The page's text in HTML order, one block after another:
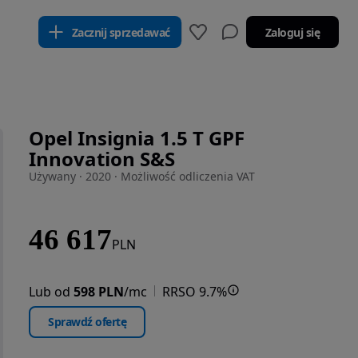
Zacznij sprzedawać Zaloguj się
Opel Insignia 1.5 T GPF
Innovation S&S
Używany · 2020 · Możliwość odliczenia VAT
46 617PLN
Lub od 598 PLN/mc RRSO 9.7%
Sprawdź ofertę